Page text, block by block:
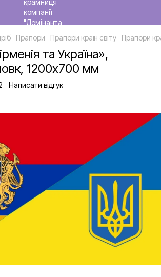
Прапори Прапори країн світу Прапори
та Україна»,
1200х700 мм
Написати відгук